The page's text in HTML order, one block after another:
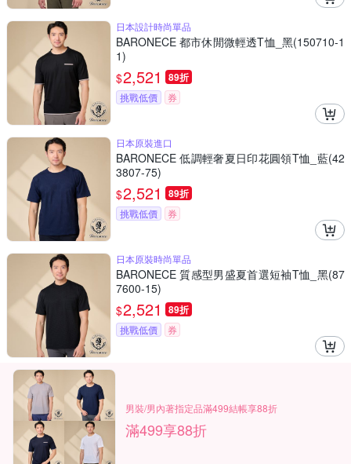
日本設計時尚單品
BARONECE 都市休閒微輕透T恤_黑(150710-1
1)
$2,521 89折
挑戰低價 券
日本原裝進口
BARONECE 低調輕奢夏日印花圓領T恤_藍(42
3807-75)
$2,521 89折
挑戰低價 券
日本原裝時尚單品
BARONECE 質感型男盛夏首選短袖T恤_黑(87
7600-15)
$2,521 89折
挑戰低價 券
男裝/男內著指定品滿499結帳享88折
滿499享88折